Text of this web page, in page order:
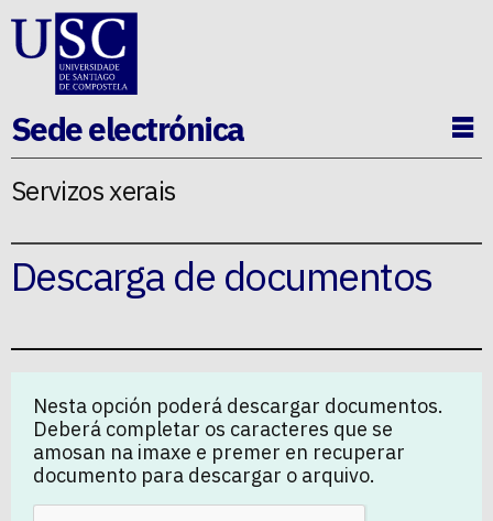
Ir ao contido da p�xina
Sede electrónica
Servizos xerais
Descarga de documentos
Nesta opción poderá descargar documentos.
Deberá completar os caracteres que se
amosan na imaxe e premer en recuperar
documento para descargar o arquivo.